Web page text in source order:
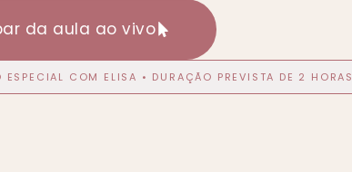
da aula ao vivo
ESPECIAL COM ELISA • DURAÇÃO PREVISTA DE 2 HORAS